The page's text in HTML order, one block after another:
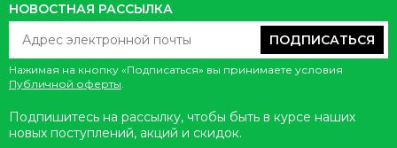
НОВОСТНАЯ РАССЫЛКА
ПОДПИСАТЬСЯ
Нажимая на кнопку «Подписаться» вы принимаете условия
Публичной оферты.
Подпишитесь на рассылку, чтобы быть в курсе наших
новых поступлений, акций и скидок.